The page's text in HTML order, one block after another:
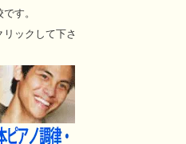
す。
リックして下さ